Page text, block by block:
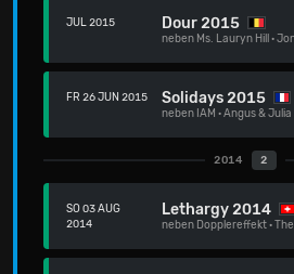
JUL 2015 Dour 2015
neben Ms. Lauryn Hill ·
FR 26 JUN 2015 Solidays 2015
neben IAM ·Angus & Julia
2014 2
SO 03 AUG
2014
Lethargy 2014
neben Dopplereffekt·